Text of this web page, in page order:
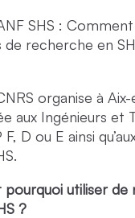
SHS :
recherche en
organise à
aux Ingénieurs et
D ou E ainsi
utiliser de
?